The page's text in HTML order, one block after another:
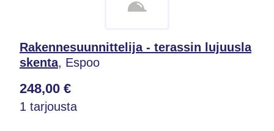
Rakennesuunnittelija - terassin lujuusla
skenta, Espoo
248,00 €
1 tarjousta